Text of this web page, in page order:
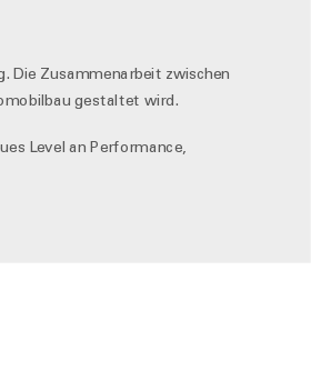
Die Zusammenarbeit zwischen
gestaltet wird.
Level an Performance,